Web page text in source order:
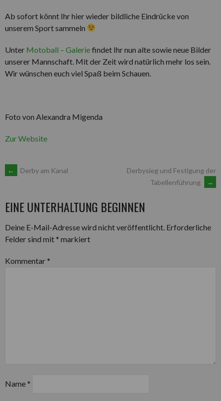
Ab sofort könnt Ihr hier wieder bildliche Eindrücke von
unserem Sport sammeln
Unter Motoball – Galeriefindet Ihr nun alte sowie neue Bilder
unserer Mannschaft. Mit der Zeit wird natürlich mehr los sein.
Wir wünschen euch viel Spaß beim Schauen.
Foto von Alexandra Migenda
Zur Website
ARTIKEL-
NAVIGATION
← Derby am Kanal
Derbysieg und Festigung der
Tabellenführung
→
EINE UNTERHALTUNG BEGINNEN
Deine E-Mail-Adresse wird nicht veröffentlicht. Erforderliche
Felder sind mit * markiert
Kommentar *
Name *